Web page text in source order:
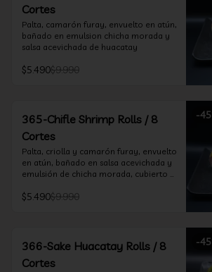
Cortes
Palta, camarón furay, envuelto en atún,
bañado en emulsion chicha morada y
salsa acevichada de huacatay
$5.490$9.990
-45
365-Chifle Shrimp Rolls / 8
Cortes
Palta, criolla y camarón furay, envuelto
en atún, bañado en salsa acevichada y
emulsión de chicha morada, cubierto
$5.490$9.990
-45
366-Sake Huacatay Rolls / 8
Cortes